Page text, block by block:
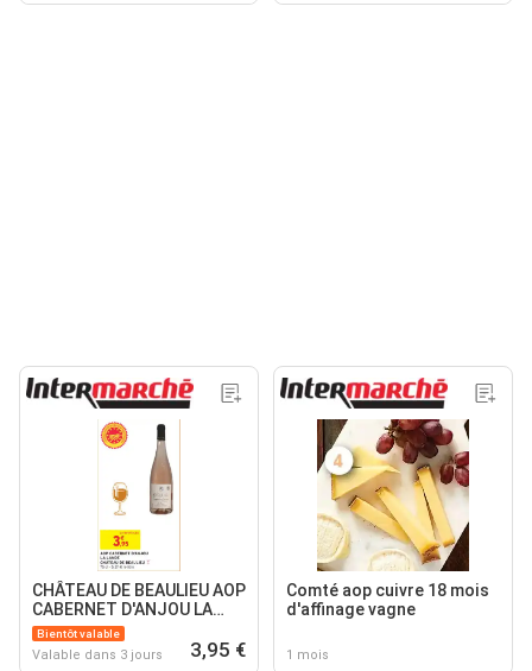
CHÂTEAU DE BEAULIEU AOP
CABERNET D'ANJOU LA
LANDE
Bientôt valable
Valable dans 3 jours 3,95 €
Comté aop cuivre 18 mois
d'affinage vagne
1 mois